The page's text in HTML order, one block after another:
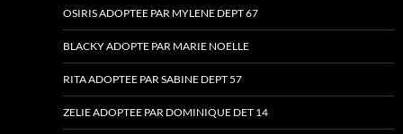
OSIRIS ADOPTEE PAR MYLENE DEPT 67
BLACKY ADOPTE PAR MARIE NOELLE
RITA ADOPTEE PAR SABINE DEPT 57
ZELIE ADOPTEE PAR DOMINIQUE DET 14